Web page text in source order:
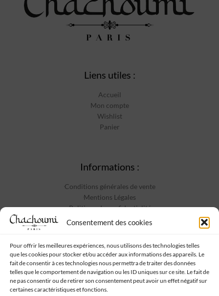
Consentement des cookies
Pour offrir les meilleures expériences, nous utilisons des technologies telles
que les cookies pour stocker et/ou accéder aux informations des appareils. Le
fait de consentir à ces technologies nous permettra de traiter des données
telles que le comportement de navigation ou les ID uniques sur ce site. Le fait de
ne pas consentir ou de retirer son consentement peut avoir un effet négatif sur
certaines caractéristiques et fonctions.
Liens utiles :
Accueil
Mon compte
Wishlist
Panier
Informations :
Conditions générales de vente
Mentions Légales
Politique de confidentialité
Contact
Suivez-nous :